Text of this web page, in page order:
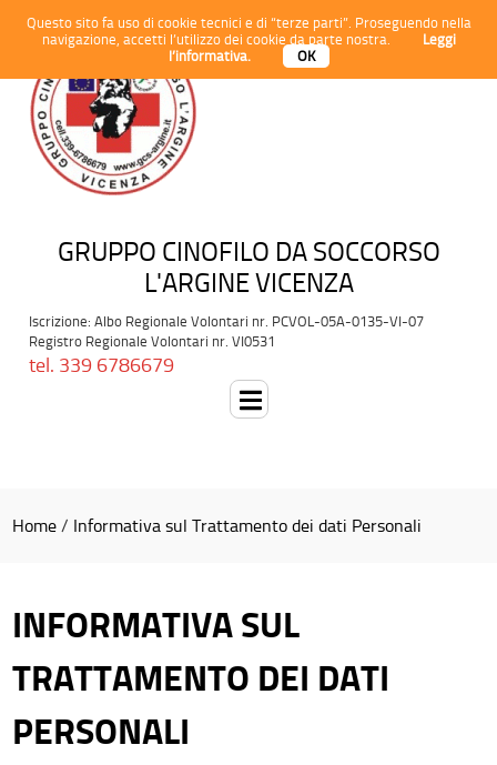
Questo sito fa uso di cookie tecnici e di “terze parti”. Proseguendo nella
navigazione, accetti l’utilizzo dei cookie da parte nostra.
Leggi
l’informativa.
OK
GRUPPO CINOFILO DA SOCCORSO
L'ARGINE VICENZA
Iscrizione: Albo Regionale Volontari nr. PCVOL-05A-0135-VI-07
Registro Regionale Volontari nr. VI0531
tel. 339 6786679
Home / Informativa sul Trattamento dei dati Personali
INFORMATIVA SUL
TRATTAMENTO DEI DATI
PERSONALI